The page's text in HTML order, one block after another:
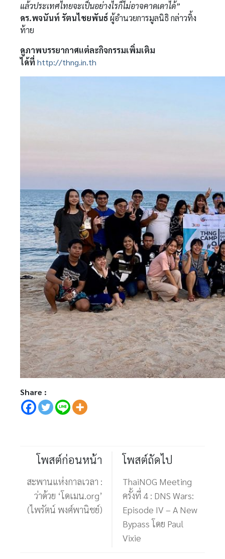
แล้วประเทศไทยจะเป็นอย่างไรก็ไม่อาจคาดเดาได้”
ดร.พจนันท์ รัตนไชยพันธ์ผู้อำนวยการมูลนิธิ กล่าวทิ้ง
ท้าย
ดูภาพบรรยากาศแต่ละกิจกรรมเพิ่มเติม
ได้ที่http://thng.in.th
Share :
โพสต์ก่อนหน้า
สะพานแห่งกาลเวลา :
ว่าด้วย ‘โดเมน.org’
(ไพรัตน์ พงศ์พานิชย์)
โพสต์ถัดไป
ThaiNOG Meeting
ครั้งที่ 4 : DNS Wars:
Episode IV – A New
Bypass โดย Paul
Vixie